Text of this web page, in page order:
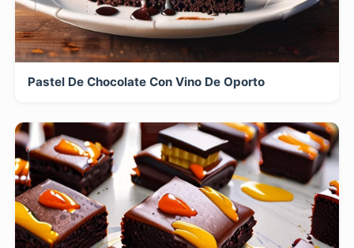
Pastel De Chocolate Con Vino De Oporto